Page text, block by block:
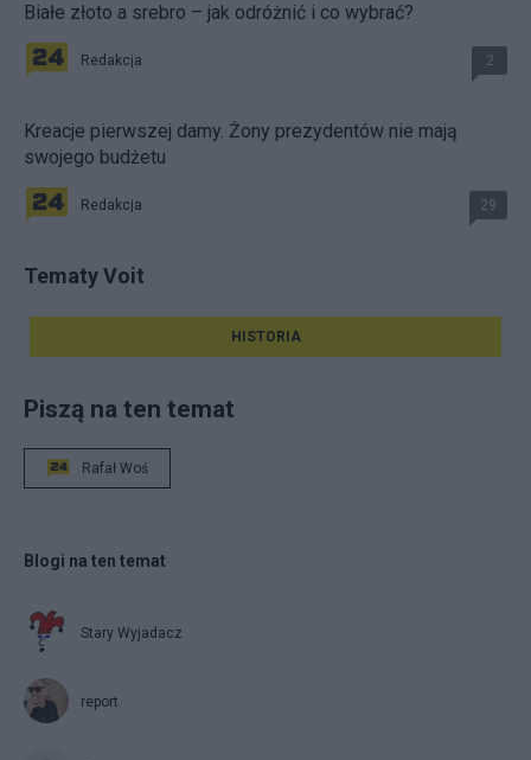
Białe złoto a srebro – jak odróżnić i co wybrać?
Redakcja 2
Kreacje pierwszej damy. Żony prezydentów nie mają
swojego budżetu
Redakcja 29
Tematy Voit
HISTORIA
Piszą na ten temat
Rafał Woś
Blogi na ten temat
Stary Wyjadacz
report